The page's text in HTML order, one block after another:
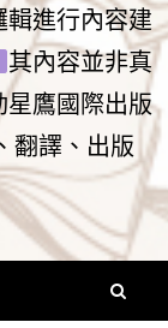
輯進行內容建
其內容並非真
鷹國際出版
翻譯、出版